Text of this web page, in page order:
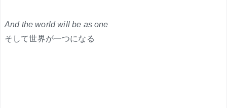
And the world will be as one
そして世界が一つになる